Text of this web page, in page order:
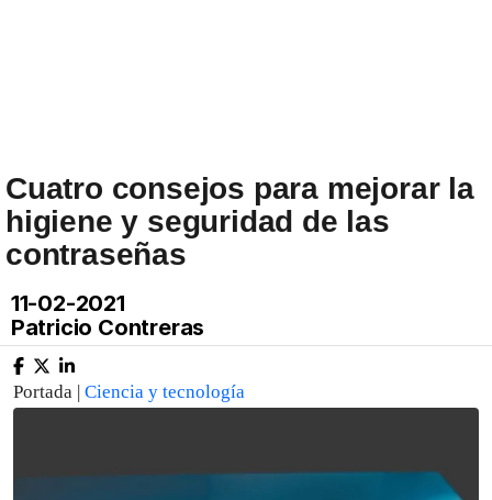
Cuatro consejos para mejorar la
higiene y seguridad de las
contraseñas
11-02-2021
Patricio Contreras
Portada | Ciencia y tecnología